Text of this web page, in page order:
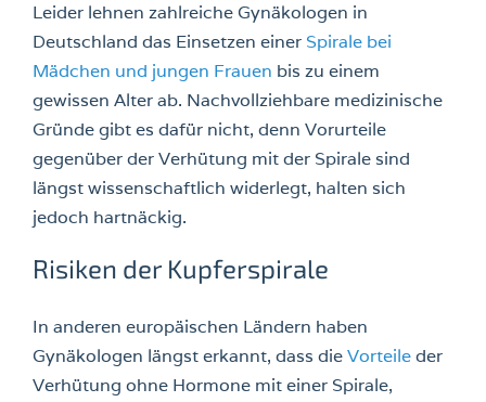
Leider lehnen zahlreiche Gynäkologen in
Deutschland das Einsetzen einer Spirale bei
Mädchen und jungen Frauen bis zu einem
gewissen Alter ab. Nachvollziehbare medizinische
Gründe gibt es dafür nicht, denn Vorurteile
gegenüber der Verhütung mit der Spirale sind
längst wissenschaftlich widerlegt, halten sich
jedoch hartnäckig.
Risiken der Kupferspirale
In anderen europäischen Ländern haben
Gynäkologen längst erkannt, dass dieVorteileder
Verhütung ohne Hormone mit einer Spirale,